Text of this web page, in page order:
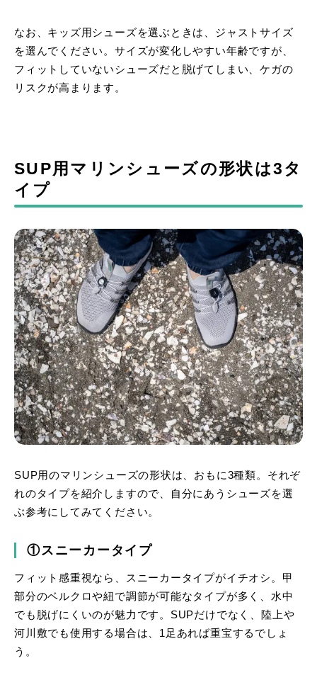
なお、キッズ用シューズを選ぶときは、ジャストサイズ
を選んでください。サイズが変化しやすい年齢ですが、
フィットしていないシューズだと脱げてしまい、ケガの
リスクが高まります。
SUP用マリンシューズの形状は3タ
イプ
SUP用のマリンシューズの形状は、おもに3種類。それぞ
れのタイプを紹介しますので、自分にあうシューズを選
ぶ参考にしてみてください。
①スニーカータイプ
フィット感重視なら、スニーカータイプがイチオシ。甲
部分のベルクロや紐で調節が可能なタイプが多く、水中
でも脱げにくいのが魅力です。SUPだけでなく、陸上や
河川敷でも使用する場合は、1足あれば重宝するでしょ
う。